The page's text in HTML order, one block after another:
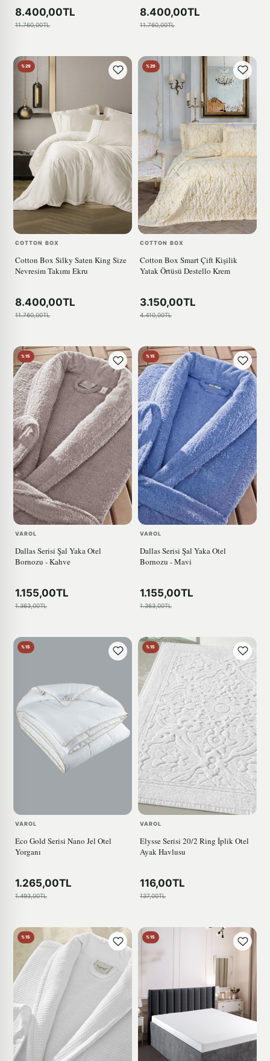
8.400,00TL
11.760,00TL
8.400,00TL
11.760,00TL
%29
COTTON BOX
Cotton Box Silky Saten King Size
Nevresim Takımı Ekru
8.400,00TL
11.760,00TL
%29
COTTON BOX
Cotton Box Smart Çift Kişilik
Yatak Örtüsü Destello Krem
3.150,00TL
4.410,00TL
%15
VAROL
Dallas Serisi Şal Yaka Otel
Bornozu - Kahve
1.155,00TL
1.363,00TL
%15
VAROL
Dallas Serisi Şal Yaka Otel
Bornozu - Mavi
1.155,00TL
1.363,00TL
%15
VAROL
Eco Gold Serisi Nano Jel Otel
Yorganı
1.265,00TL
1.493,00TL
%15
VAROL
Elysse Serisi 20/2 Ring İplik Otel
Ayak Havlusu
116,00TL
137,00TL
%15 %15